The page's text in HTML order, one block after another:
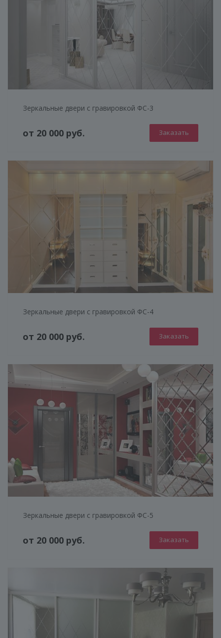
Зеркальные двери с гравировкой ФС-3
от 20 000 руб. Заказать
Зеркальные двери с гравировкой ФС-4
от 20 000 руб. Заказать
Зеркальные двери с гравировкой ФС-5
от 20 000 руб. Заказать
ГЕНЕРАТОР ДУШЕВЫХ КАБИН
КОНСТРУКЦИЯ ФУРНИТУРА